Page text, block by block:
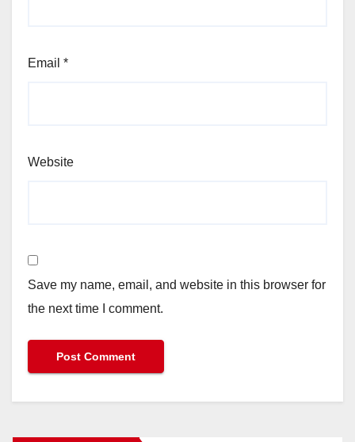
Email *
Website
Save my name, email, and website in this browser for
the next time I comment.